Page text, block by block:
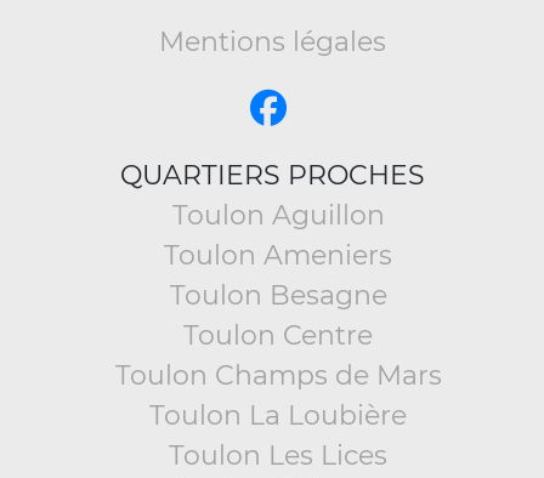
Mentions légales
QUARTIERS PROCHES
Toulon Aguillon
Toulon Ameniers
Toulon Besagne
Toulon Centre
Toulon Champs de Mars
Toulon La Loubière
Toulon Les Lices